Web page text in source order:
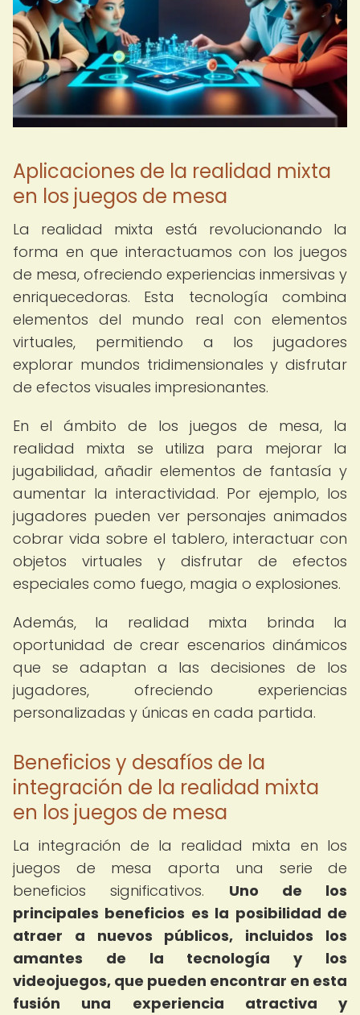
Aplicaciones de la realidad mixta
en los juegos de mesa
La realidad mixta está revolucionando la
forma en que interactuamos con los juegos
de mesa, ofreciendo experiencias inmersivas y
enriquecedoras. Esta tecnología combina
elementos del mundo real con elementos
virtuales, permitiendo a los jugadores
explorar mundos tridimensionales y disfrutar
de efectos visuales impresionantes.
En el ámbito de los juegos de mesa, la
realidad mixta se utiliza para mejorar la
jugabilidad, añadir elementos de fantasía y
aumentar la interactividad. Por ejemplo, los
jugadores pueden ver personajes animados
cobrar vida sobre el tablero, interactuar con
objetos virtuales y disfrutar de efectos
especiales como fuego, magia o explosiones.
Además, la realidad mixta brinda la
oportunidad de crear escenarios dinámicos
que se adaptan a las decisiones de los
jugadores, ofreciendo experiencias
personalizadas y únicas en cada partida.
Beneficios y desafíos de la
integración de la realidad mixta
en los juegos de mesa
La integración de la realidad mixta en los
juegos de mesa aporta una serie de
beneficios significativos. Uno de los
principales beneficios es la posibilidad de
atraer a nuevos públicos, incluidos los
amantes de la tecnología y los
videojuegos, que pueden encontrar en esta
fusión una experiencia atractiva y